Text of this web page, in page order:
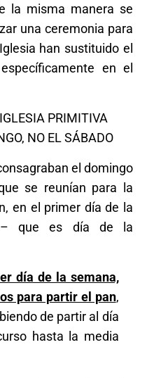
la misma manera se
una ceremonia para
han sustituido el
en el
PRIMITIVA
NO EL SÁBADO
el domingo
se reunían para la
en el primer día de la
– que es día de la
día de la semana,
para partir el pan,
de partir al día
hasta la media